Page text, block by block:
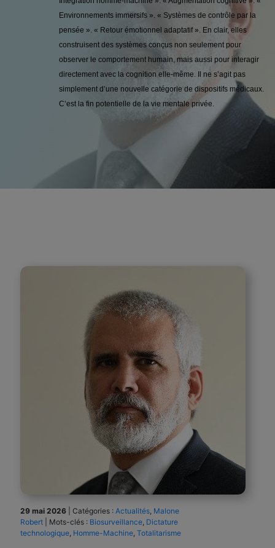
Environnements immersifs ». « Systèmes de contrôle par la
pensée ». « Retour émotionnel adaptatif ». En clair, elles
construisent des systèmes conçus non seulement pour
observer le comportement humain, mais aussi pour interagir
directement avec la cognition elle-même. Il ne s’agit pas
simplement d’une nouvelle catégorie de dispositifs médicaux.
C’est la fin potentielle de la vie mentale privée.
29 mai 2026 Catégories : Actualités Malone
Robert
Mots-clés : Biosurveillance Dictature
technologique Homme-Machine Totalitarisme